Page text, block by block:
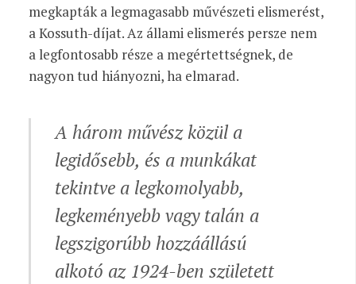
megkapták a legmagasabb művészeti elismerést,
a Kossuth-díjat. Az állami elismerés persze nem
a legfontosabb része a megértettségnek, de
nagyon tud hiányozni, ha elmarad.
A három művész közül a
legidősebb, és a munkákat
tekintve a legkomolyabb,
legkeményebb vagy talán a
legszigorúbb hozzáállású
alkotó az 1924-ben született